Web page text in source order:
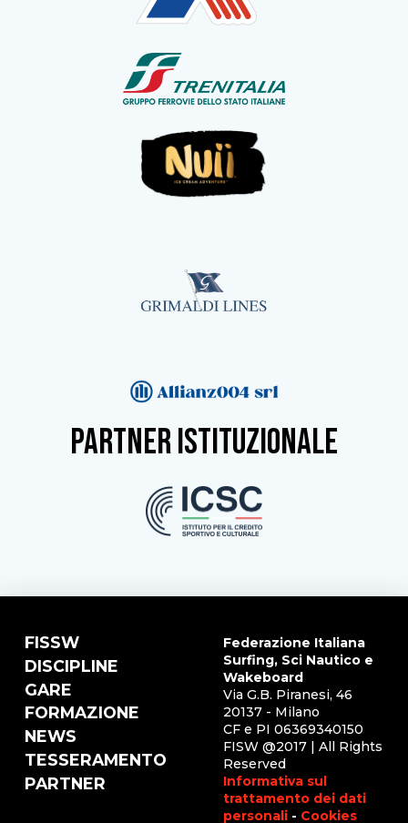
partner istituzionale
FISSW
DISCIPLINE
GARE
FORMAZIONE
NEWS
TESSERAMENTO
PARTNER
Federazione Italiana
Surfing, Sci Nautico e
Wakeboard
Via G.B. Piranesi, 46
20137 - Milano
CF e PI 06369340150
FISW @2017 | All Rights
Reserved
Informativa sul
trattamento dei dati
personali - Cookies